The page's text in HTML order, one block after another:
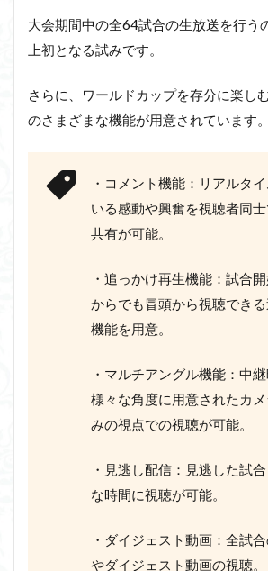
大会期間中の全64試合の生放送を行う
上初となる試みです。
さらに、ワールドカップを存分に楽し
のさまざまな機能が用意されています。
・コメント機能：リアルタ
いる感動や興奮を視聴者同
共有が可能。
・追っかけ再生機能：試合
からでも冒頭から視聴でき
機能を用意。
・マルチアングル機能：中
様々な角度に用意されたカ
みの視点での視聴が可能。
・見逃し配信：見逃した試
な時間に視聴が可能。
・ダイジェスト動画：全試
やダイジェスト動画の視聴。